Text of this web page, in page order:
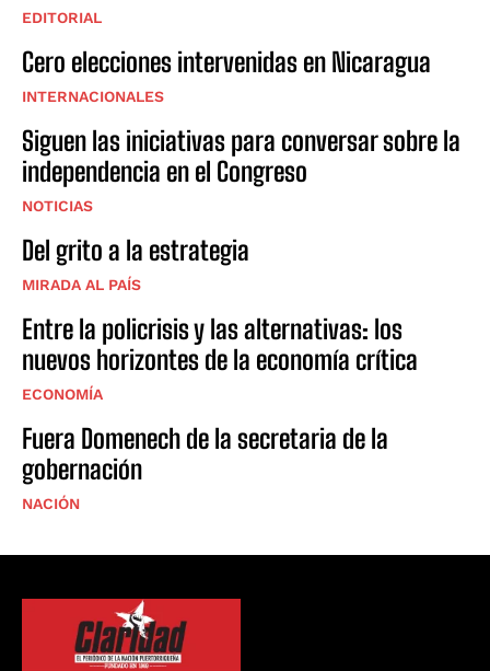
EDITORIAL
Cero elecciones intervenidas en Nicaragua
INTERNACIONALES
Siguen las iniciativas para conversar sobre la
independencia en el Congreso
NOTICIAS
Del grito a la estrategia
MIRADA AL PAÍS
Entre la policrisis y las alternativas: los
nuevos horizontes de la economía crítica
ECONOMÍA
Fuera Domenech de la secretaria de la
gobernación
NACIÓN